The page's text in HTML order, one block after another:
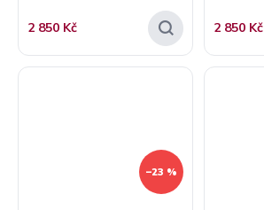
2 850 Kč 2 850 Kč
–23 %